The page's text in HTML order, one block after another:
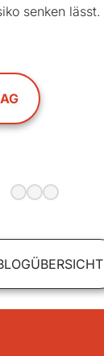
senken lässt.